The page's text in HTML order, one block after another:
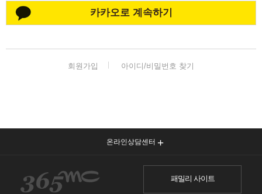
카카오로 계속하기
회원가입 아이디/비밀번호 찾기
온라인상담센터
패밀리 사이트